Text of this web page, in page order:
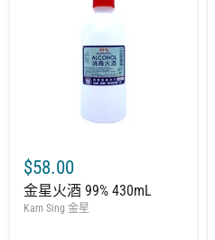
$58.00
金星火酒 99% 430mL
Kam Sing 金星